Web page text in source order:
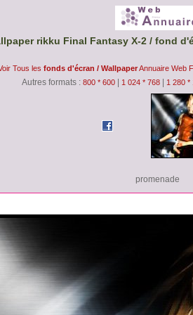
rikku Final Fantasy X-2 / fond
Tous les fonds d'écran / WallpaperAnnuaire Web
Autres formats : 800 * 600 1 024 * 768 1 280 *
promenade